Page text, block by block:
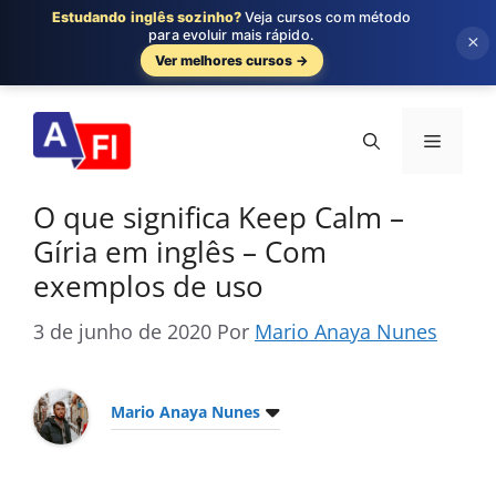
para
conteúdo
Menu
O que significa Keep Calm –
Gíria em inglês – Com
exemplos de uso
3 de junho de 2020 Por Mario Anaya Nunes
Mario Anaya Nunes
Estudando inglês sozinho? Veja cursos com método
para evoluir mais rápido.
Ver melhores cursos →
×